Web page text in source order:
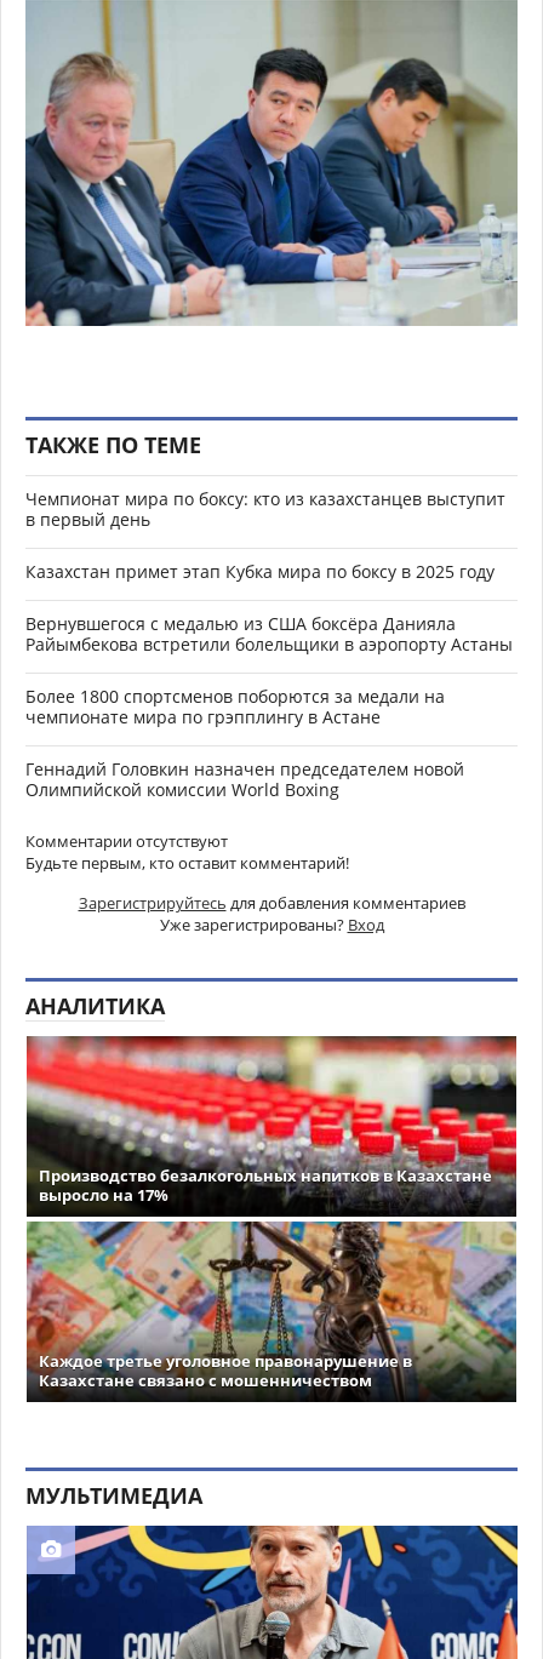
ТАКЖЕ ПО ТЕМЕ
Чемпионат мира по боксу: кто из казахстанцев выступит
в первый день
Казахстан примет этап Кубка мира по боксу в 2025 году
Вернувшегося с медалью из США боксёра Данияла
Райымбекова встретили болельщики в аэропорту Астаны
Более 1800 спортсменов поборются за медали на
чемпионате мира по грэпплингу в Астане
Геннадий Головкин назначен председателем новой
Олимпийской комиссии World Boxing
Комментарии отсутствуют
Будьте первым, кто оставит комментарий!
Зарегистрируйтесь для добавления комментариев
Уже зарегистрированы? Вход
АНАЛИТИКА
Производство безалкогольных напитков в Казахстане
выросло на 17%
Каждое третье уголовное правонарушение в
Казахстане связано с мошенничеством
МУЛЬТИМЕДИА